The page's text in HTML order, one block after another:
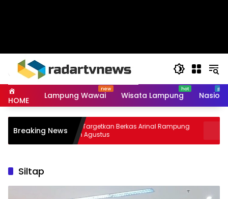
HOME Lampung Wawai Wisata Lampung
Breaking News
Kejati Targetkan Berkas Arinal Rampung
Bulan Agustus
Siltap